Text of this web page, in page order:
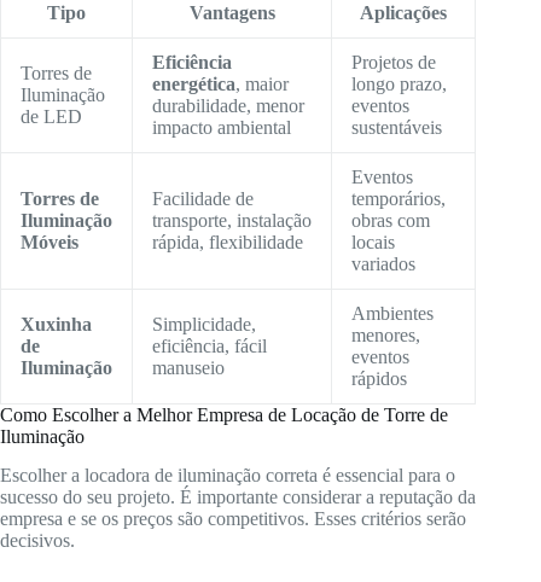
Tipo Vantagens Aplicações
Torres de
Iluminação
de LED
Eficiência
energética, maior
durabilidade, menor
impacto ambiental
Projetos de
longo prazo,
eventos
sustentáveis
Torres de
Iluminação
Móveis
Facilidade de
transporte, instalação
rápida, flexibilidade
Eventos
temporários,
obras com
locais
variados
Xuxinha
de
Iluminação
Simplicidade,
eficiência, fácil
manuseio
Ambientes
menores,
eventos
rápidos
Como Escolher a Melhor Empresa de Locação de Torre de
Iluminação
Escolher a locadora de iluminação correta é essencial para o
sucesso do seu projeto. É importante considerar a reputação da
empresa e se os preços são competitivos. Esses critérios serão
decisivos.